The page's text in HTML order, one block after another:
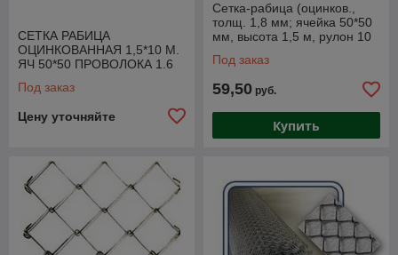
СЕТКА РАБИЦА
ОЦИНКОВАННАЯ 1,5*10 М.
ЯЧ 50*50 ПРОВОЛОКА 1.6
Под заказ
Цену уточняйте
Сетка-рабица (оцинков.,
толщ. 1,8 мм; ячейка 50*50
мм, высота 1,5 м, рулон 10
Под заказ
59,50 руб.
Купить